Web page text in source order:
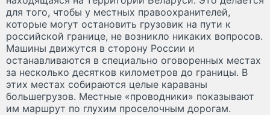
для того, чтобы у местных правоохранителей,
которые могут остановить грузовик на пути к
российской границе, не возникло никаких вопросов.
Машины движутся в сторону России и
останавливаются в специально оговоренных местах
за несколько десятков километров до границы. В
этих местах собираются целые караваны
большегрузов. Местные «проводники» показывают
им маршрут по глухим проселочным дорогам.